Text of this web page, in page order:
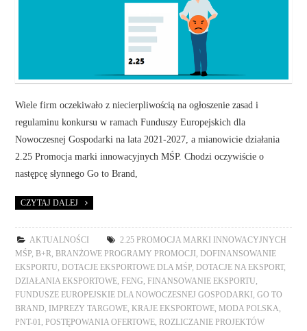
Wiele firm oczekiwało z niecierpliwością na ogłoszenie zasad i
regulaminu konkursu w ramach Funduszy Europejskich dla
Nowoczesnej Gospodarki na lata 2021-2027, a mianowicie działania
2.25 Promocja marki innowacyjnych MŚP. Chodzi oczywiście o
następcę słynnego Go to Brand,
CZYTAJ DALEJ
AKTUALNOŚCI
2.25 PROMOCJA MARKI INNOWACYJNYCH
MŚP
B+R BRANŻOWE PROGRAMY PROMOCJI
DOFINANSOWANIE
EKSPORTU
DOTACJE EKSPORTOWE DLA MŚP DOTACJE NA EKSPORT,
DZIAŁANIA EKSPORTOWE
FENG FINANSOWANIE EKSPORTU
FUNDUSZE EUROPEJSKIE DLA NOWOCZESNEJ GOSPODARKI
,GO TO
BRAND
IMPREZY TARGOWE KRAJE EKSPORTOWE MODA POLSKA
PNT-01
POSTĘPOWANIA OFERTOWE
ROZLICZANIE PROJEKTÓW